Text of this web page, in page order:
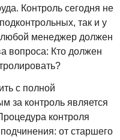
Контроль сегодня не
так и у
менеджер должен
вопроса: Кто должен
с полной
за контроль является
контроля
от старшего